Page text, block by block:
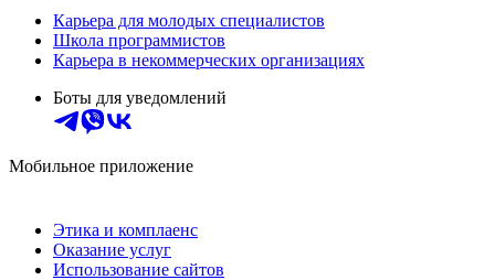
Карьера для молодых специалистов
Школа программистов
Карьера в некоммерческих организациях
Боты для уведомлений
Мобильное приложение
Этика и комплаенс
Оказание услуг
Использование сайтов